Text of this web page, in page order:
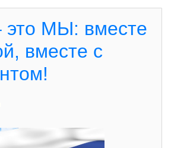
это МЫ: вместе
вместе с